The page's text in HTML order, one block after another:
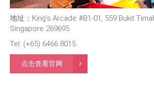
地址：King’s Arcade #B1-01, 559 Bukit
Singapore 269695
Tel: (+65) 6466 8015
点击查看官网